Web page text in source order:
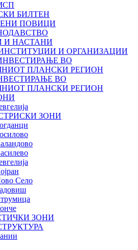
БИЛТЕН
ПОВИЦИ
И НАСТАНИ
И ОРГАНИЗАЦИИ
ВО
ПЛАНСКИ РЕГИОН
ВО
ПЛАНСКИ РЕГИОН
ЗОНИ
Село
ЗОНИ